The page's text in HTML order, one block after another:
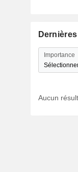
Importance
Aucun